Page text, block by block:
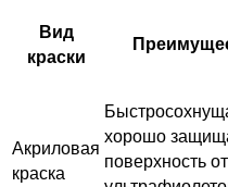
Вид
краски
Акриловая
краска
хорошо
поверхность